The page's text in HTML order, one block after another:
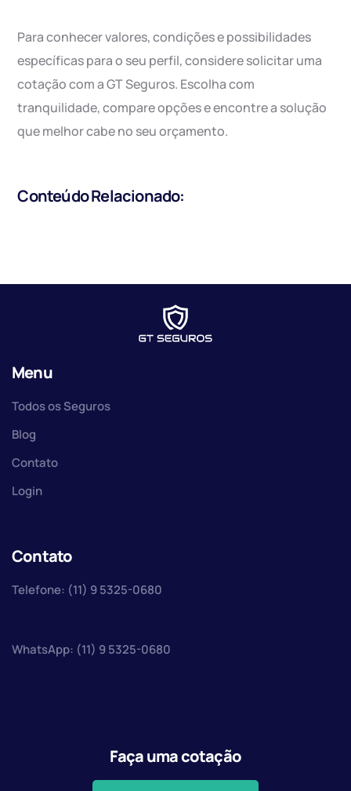
Para conhecer valores, condições e possibilidades
específicas para o seu perfil, considere solicitar uma
cotação com a GT Seguros. Escolha com
tranquilidade, compare opções e encontre a solução
que melhor cabe no seu orçamento.
Conteúdo Relacionado:
Menu
Todos os Seguros
Blog
Contato
Login
Contato
Telefone: (11) 9 5325-0680
WhatsApp: (11) 9 5325-0680
Faça uma cotação